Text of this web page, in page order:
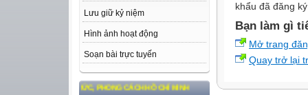
Lưu giữ kỷ niệm
Hình ảnh hoạt động
Soạn bài trực tuyến
TƯ TƯỞNG, ĐẠO ĐỨC, PHONG CÁCH HỒ CHÍ MINH
khẩu đã đăng
Bạn làm gì
Mở trang
Quay trở lại